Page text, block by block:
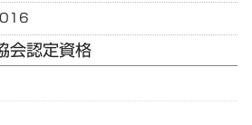
会認定資格